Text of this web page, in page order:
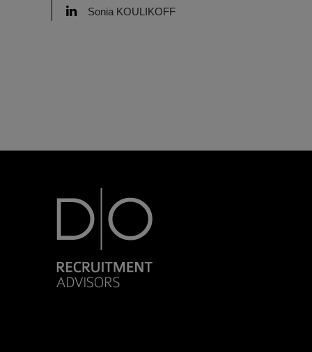
Sonia KOULIKOFF